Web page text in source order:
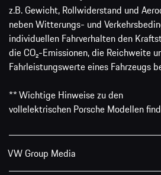
z.B. Gewicht, Rollwiderstand und
neben Witterungs- und
individuellen Fahrverhalten den
die CO₂-Emissionen, die Reichweite
Fahrleistungswerte eines Fahrzeugs
** Wichtige Hinweise zu den
vollelektrischen Porsche Modellen
VW Group Media